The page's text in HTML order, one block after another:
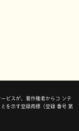
ビスが、著作権者からコ ンテ
を示す登録商標（登録 番号 第